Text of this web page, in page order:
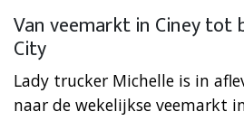
Van veemarkt in Ciney tot
City
Lady trucker Michelle is in
naar de wekelijkse veemarkt